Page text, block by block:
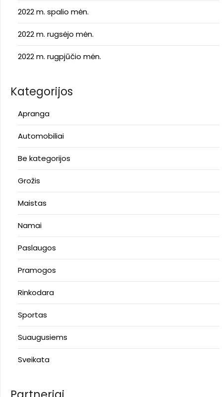
2022 m. spalio mėn.
2022 m. rugsėjo mėn.
2022 m. rugpjūčio mėn.
Kategorijos
Apranga
Automobiliai
Be kategorijos
Grožis
Maistas
Namai
Paslaugos
Pramogos
Rinkodara
Sportas
Suaugusiems
Sveikata